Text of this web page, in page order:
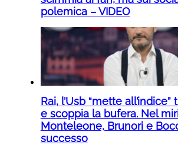
polemica – VIDEO
Rai, l’Usb “mette
e scoppia la bufera. Nel
Monteleone, Brunori e
successo